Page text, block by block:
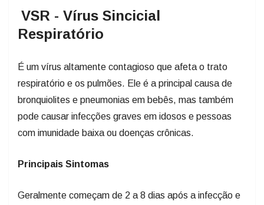
VSR - Vírus Sincicial
Respiratório
É um vírus altamente contagioso que afeta o trato
respiratório e os pulmões. Ele é a principal causa de
bronquiolites e pneumonias em bebês, mas também
pode causar infecções graves em idosos e pessoas
com imunidade baixa ou doenças crônicas.
Principais Sintomas
Geralmente começam de 2 a 8 dias após a infecção e